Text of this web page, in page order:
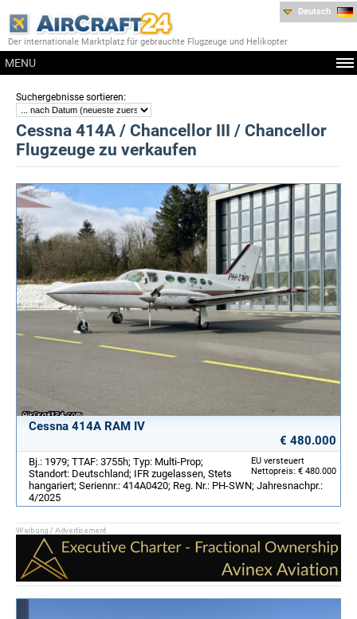
Der internationale Marktplatz für gebrauchte Flugzeuge und Helikopter
MENU
Deutsch
Suchergebnisse sortieren:
Cessna 414A / Chancellor III / Chancellor
Flugzeuge zu verkaufen
Cessna 414A RAM IV
€ 480.000
EU versteuert
Nettopreis: € 480.000
Bj.: 1979; TTAF: 3755h; Typ: Multi-Prop;
Standort: Deutschland; IFR zugelassen, Stets
hangariert; Seriennr.: 414A0420; Reg. Nr.: PH-SWN; Jahresnachpr.:
4/2025